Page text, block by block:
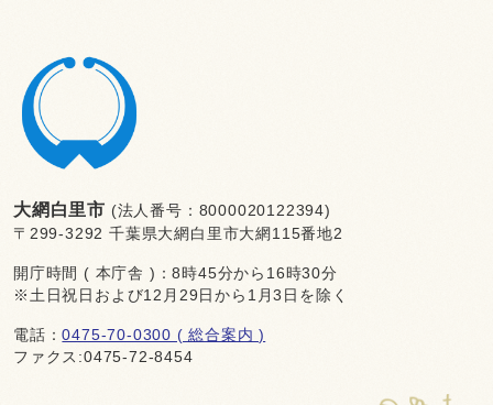
大網白里市 (法人番号：8000020122394)
〒299-3292 千葉県大網白里市大網115番地2
開庁時間 ( 本庁舎 )：8時45分から16時30分
※土日祝日および12月29日から1月3日を除く
電話：0475-70-0300 ( 総合案内 )
ファクス:0475-72-8454